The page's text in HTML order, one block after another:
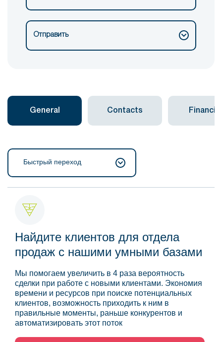
Отправить
General Contacts Financial
Быстрый переход
Найдите клиентов для отдела
продаж с нашими умными базами
Мы помогаем увеличить в 4 раза вероятность
сделки при работе с новыми клиентами. Экономия
времени и ресурсов при поиске потенциальных
клиентов, возможность приходить к ним в
правильные моменты, раньше конкурентов и
автоматизировать этот поток